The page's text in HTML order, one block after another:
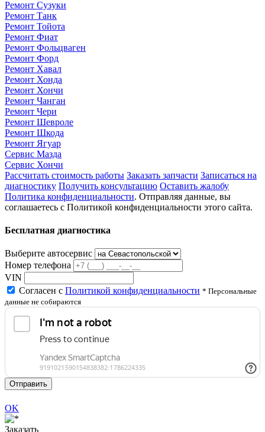
Ремонт Сузуки
Ремонт Танк
Ремонт Тойота
Ремонт Фиат
Ремонт Фольцваген
Ремонт Форд
Ремонт Хавал
Ремонт Хонда
Ремонт Хончи
Ремонт Чанган
Ремонт Чери
Ремонт Шевроле
Ремонт Шкода
Ремонт Ягуар
Сервис Мазда
Сервис Хончи
Рассчитать стоимость работы Заказать запчасти Записаться на
диагностику Получить консультацию Оставить жалобу
Политика конфиденциальности. Отправляя данные, вы
соглашаетесь с Политикой конфиденциальности этого сайта.
Бесплатная диагностика
Выберите автосервис
Номер телефона
VIN
Согласен с Политикой конфиденциальности * Персональные
данные не собираются
Отправить
OK
Заказать